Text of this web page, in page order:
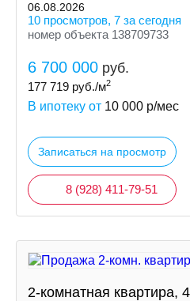
06.08.2026
10 просмотров, 7 за сегодня
номер объекта 138709733
6 700 000 руб.
177 719 руб./м2
В ипотеку от 10 000 р/мес
Записаться на просмотр
8 (928) 411-79-51
2-комнатная квартира,